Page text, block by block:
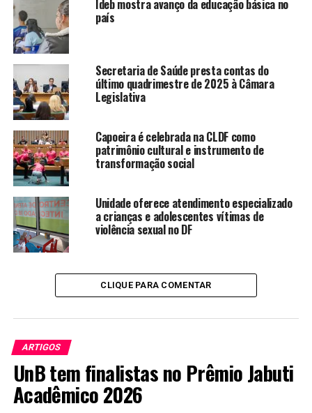
Ideb mostra avanço da educação básica no
país
Secretaria de Saúde presta contas do
último quadrimestre de 2025 à Câmara
Legislativa
Capoeira é celebrada na CLDF como
patrimônio cultural e instrumento de
transformação social
Unidade oferece atendimento especializado
a crianças e adolescentes vítimas de
violência sexual no DF
CLIQUE PARA COMENTAR
ARTIGOS
UnB tem finalistas no Prêmio Jabuti
Acadêmico 2026